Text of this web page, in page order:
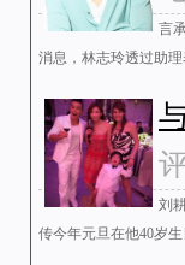
言
消息，林志玲透过助
刘
传今年元旦在他40岁